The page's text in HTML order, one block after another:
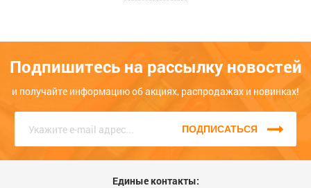
Абакан – это гарантия того, что Ваш заказ всегда будет
Если Вам потребуется нашаконсультация, или вы хотите
заказать товар, вы сможете это сделать в форме обратной
единый номер8 (3902) 399-200, КРУГЛОСУТОЧНО, наши
консультанты с радостью помогут Вам!
Подпишитесь на рассылку новостей
и получайте информацию об акциях, распродажах и новинках!
ПОДПИСАТЬСЯ
Единые контакты: